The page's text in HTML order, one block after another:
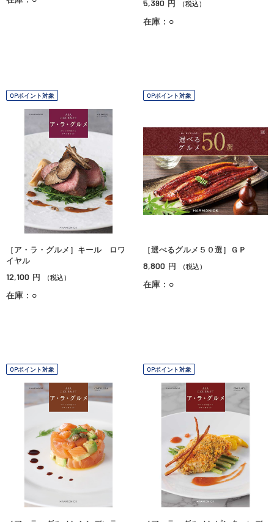
5,390 円 （税込）
在庫：○
OPポイント対象
［ア・ラ・グルメ］キール ロワ
イヤル
12,100 円 （税込）
在庫：○
OPポイント対象
［選べるグルメ５０選］ＧＰ
8,800 円 （税込）
在庫：○
OPポイント対象 OPポイント対象